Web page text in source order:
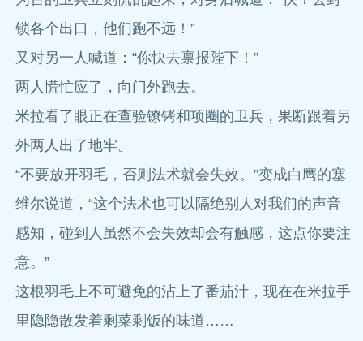
锁各个出口，他们跑不远！”
又对另一人喊道：“你快去禀报陛下！”
两人慌忙应了，向门外跑去。
米拉看了眼正在查验镣铐和项圈的卫兵，果断跟着另
外两人出了地牢。
“不要放开羽毛，否则法术就会失效。”变成白鹰的塞
维尔说道，“这个法术也可以隔绝别人对我们的声音
感知，碰到人虽然不会失效却会有触感，这点你要注
意。”
这根羽毛上不可避免的沾上了番茄汁，现在在米拉手
里隐隐散发着剩菜剩饭的味道……